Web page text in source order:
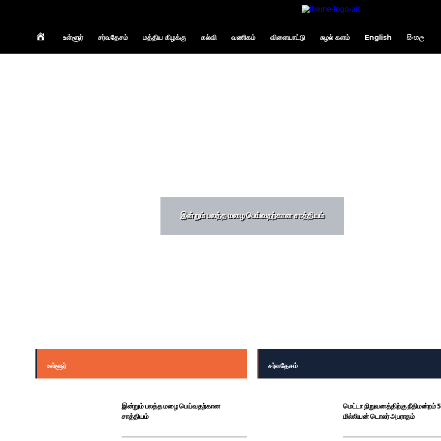
Homeஉள்ளூர் சர்வதேசம் மத்திய கிழக்கு கல்வி வணிகம் விளையாட்டு சுழல் களம் English සිංහල
இன்றும் பலத்த மழை பெய்வதற்கான சாத்தியம்
உள்ளூர்
இன்றும் பலத்த மழை பெய்வதற்கான
சாத்தியம்
சர்வதேசம்
மெட்டா நிறுவனத்திற்கு நீதிமன்றம்
மில்லியன் டொலர் அபராதம்